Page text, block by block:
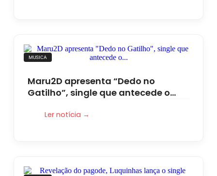
MUSICA
Maru2D apresenta “Dedo no
Gatilho”, single que antecede o…
Ler notícia →